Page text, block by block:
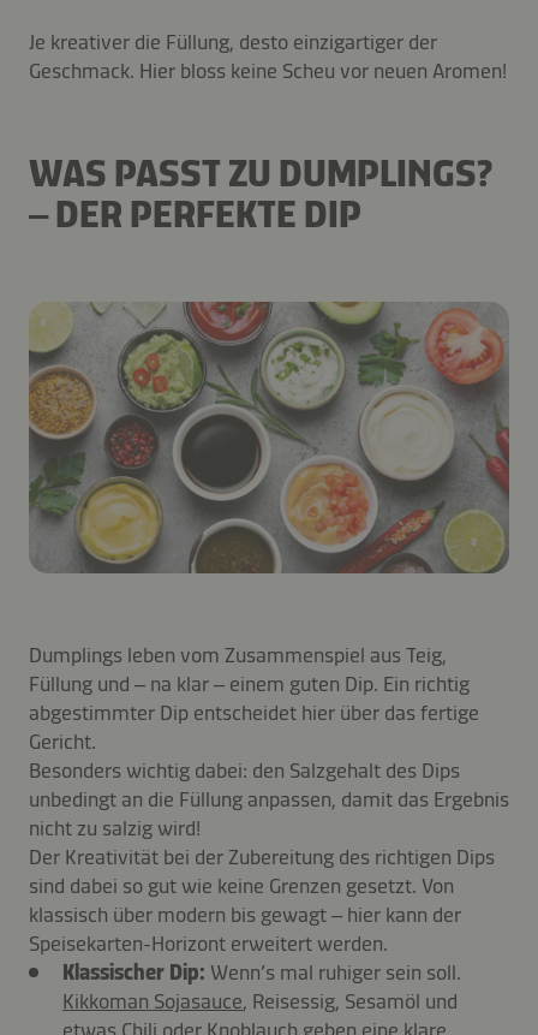
Je kreativer die Füllung, desto einzigartiger der
Geschmack. Hier bloss keine Scheu vor neuen Aromen!
WAS PASST ZU DUMPLINGS?
– DER PERFEKTE DIP
Dumplings leben vom Zusammenspiel aus Teig,
Füllung und – na klar – einem guten Dip. Ein richtig
abgestimmter Dip entscheidet hier über das fertige
Gericht.
Besonders wichtig dabei: den Salzgehalt des Dips
unbedingt an die Füllung anpassen, damit das Ergebnis
nicht zu salzig wird!
Der Kreativität bei der Zubereitung des richtigen Dips
sind dabei so gut wie keine Grenzen gesetzt. Von
klassisch über modern bis gewagt – hier kann der
Speisekarten-Horizont erweitert werden.
Klassischer Dip: Wenn’s mal ruhiger sein soll.
Kikkoman Sojasauce, Reisessig, Sesamöl und
etwas Chili oder Knoblauch geben eine klare